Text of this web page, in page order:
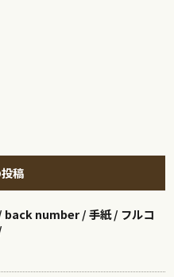
稿
back number / 手紙 / フルコ